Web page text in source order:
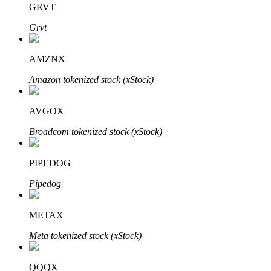
BTR-vergrendelingen
Exclusieve beleggingen voor BTR-houders
Leningen
GRVT
Grvt
AMZNX
Amazon tokenized stock (xStock)
AVGOX
Broadcom tokenized stock (xStock)
PIPEDOG
Pipedog
METAX
Meta tokenized stock (xStock)
QQQX